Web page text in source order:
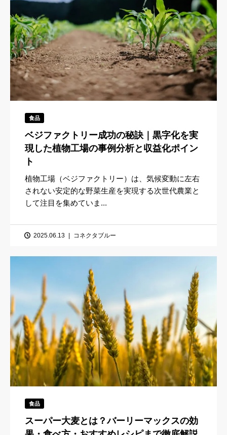
食品
ベジファクトリー成功の秘訣｜黒字化を実
現した植物工場の事例分析と収益化ポイン
ト
植物工場（ベジファクトリー）は、気候変動に左右
されない安定的な野菜生産を実現する次世代農業と
して注目を集めていま...
2025.06.13 コネクタブルー
食品
スーパー大麦とは？バーリーマックスの効